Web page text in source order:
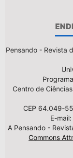
Pensando - Revista
Centro de
CEP 64.049-
E-mail:
A Pensando -
Commons